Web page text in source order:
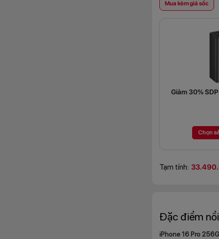
Mua kèm giá sốc
Giảm 30%
Chọn
Tạm tính:
Đặc điểm
iPhone 16 Pro